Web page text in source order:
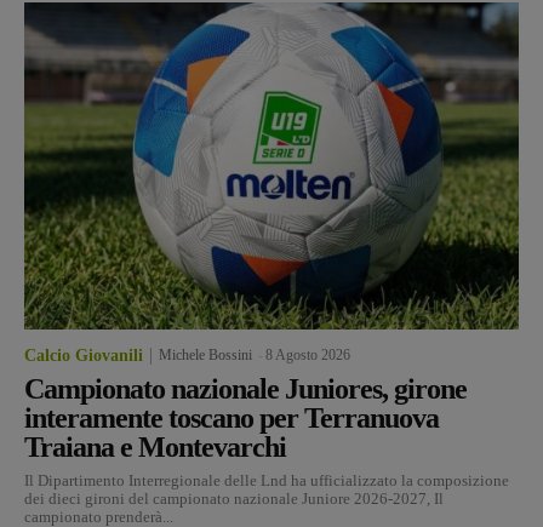
Calcio Giovanili Michele Bossini 8 Agosto 2026
Campionato nazionale Juniores, girone
interamente toscano per Terranuova
Traiana e Montevarchi
Il Dipartimento Interregionale delle Lnd ha ufficializzato la composizione
dei dieci gironi del campionato nazionale Juniore 2026-2027, Il
campionato prenderà...